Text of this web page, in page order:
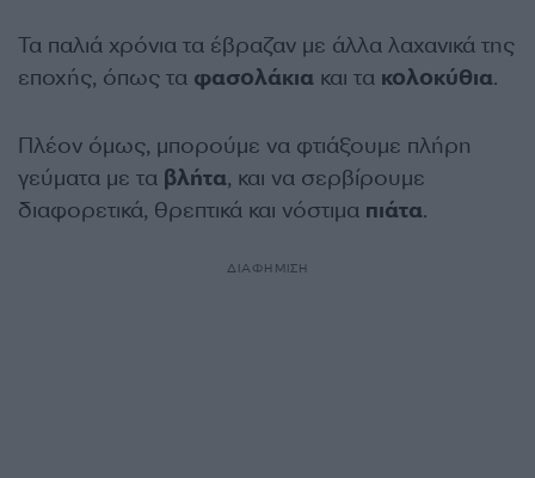
Τα παλιά χρόνια τα έβραζαν με άλλα λαχανικά της
εποχής, όπως τα φασολάκια και τα κολοκύθια.
Πλέον όμως, μπορούμε να φτιάξουμε πλήρη
γεύματα με τα βλήτα, και να σερβίρουμε
διαφορετικά, θρεπτικά και νόστιμα πιάτα.
ΔΙΑΦΗΜΙΣΗ